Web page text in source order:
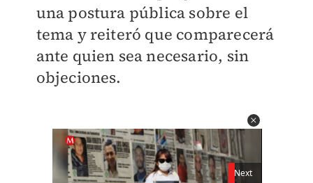
una postura pública sobre el
tema y reiteró que comparecerá
ante quien sea necesario, sin
objeciones.